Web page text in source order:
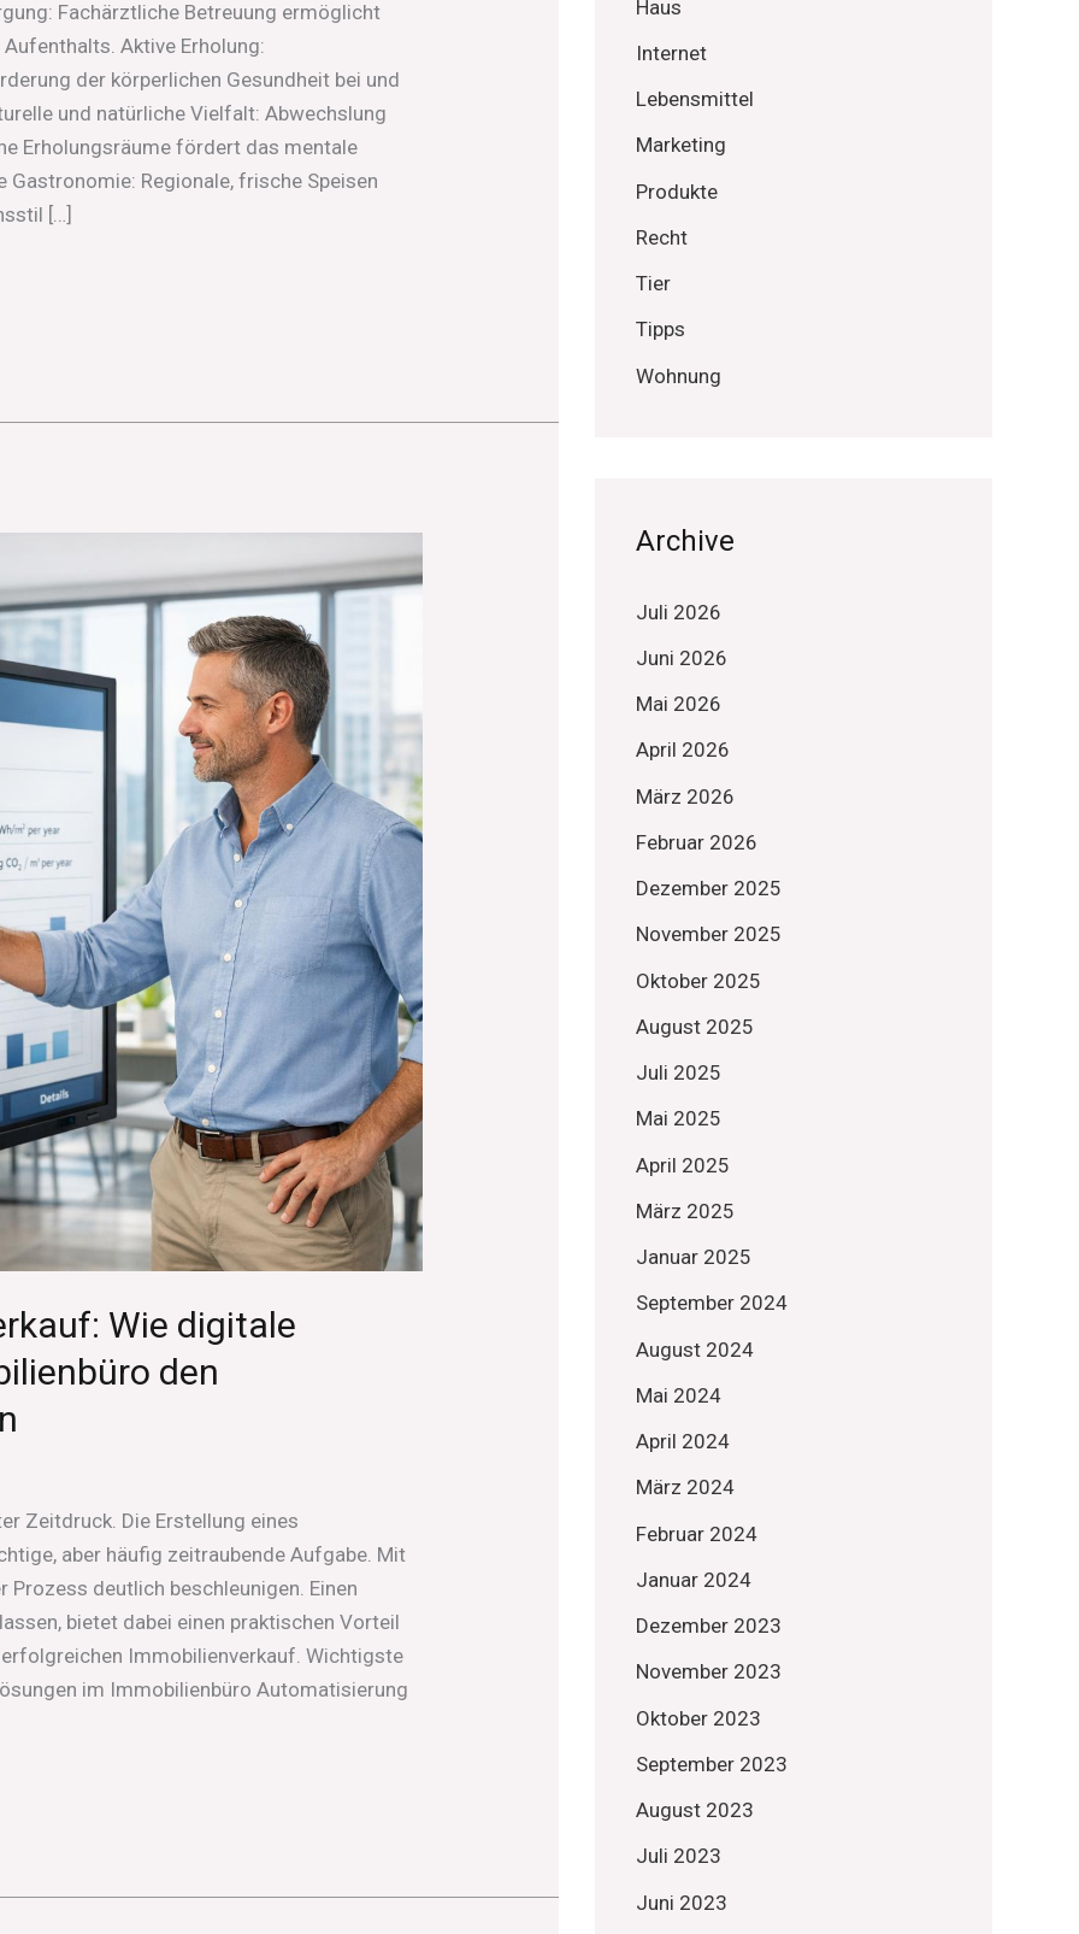
Fachärztliche Betreuung ermöglicht
Aktive Erholung:
der körperlichen Gesundheit bei und
und natürliche Vielfalt: Abwechslung
Erholungsräume fördert das mentale
Gastronomie: Regionale, frische Speisen
[…]
Wie digitale
den
Zeitdruck. Die Erstellung eines
aber häufig zeitraubende Aufgabe. Mit
deutlich beschleunigen. Einen
bietet dabei einen praktischen Vorteil
Immobilienverkauf. Wichtigste
im Immobilienbüro Automatisierung
Haus
Internet
Lebensmittel
Marketing
Produkte
Recht
Tier
Tipps
Wohnung
Archive
Juli 2026
Juni 2026
Mai 2026
April 2026
März 2026
Februar 2026
Dezember 2025
November 2025
Oktober 2025
August 2025
Juli 2025
Mai 2025
April 2025
März 2025
Januar 2025
September 2024
August 2024
Mai 2024
April 2024
März 2024
Februar 2024
Januar 2024
Dezember 2023
November 2023
Oktober 2023
September 2023
August 2023
Juli 2023
Juni 2023